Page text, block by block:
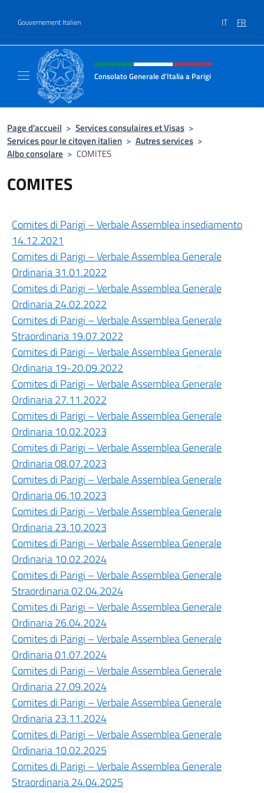
Gouvernement Italien IT FR
Site Web, social et en-tête de
Consolato Generale d'Italia a Parigi
Page d'accueil > Services consulaires et Visas >
Services pour le citoyen italien > Autres services >
Albo consolare > COMITES
COMITES
Comites di Parigi – Verbale Assemblea insediamento
14.12.2021
Comites di Parigi – Verbale Assemblea Generale
Ordinaria 31.01.2022
Comites di Parigi – Verbale Assemblea Generale
Ordinaria 24.02.2022
Comites di Parigi – Verbale Assemblea Generale
Straordinaria 19.07.2022
Comites di Parigi – Verbale Assemblea Generale
Ordinaria 19-20.09.2022
Comites di Parigi – Verbale Assemblea Generale
Ordinaria 27.11.2022
Comites di Parigi – Verbale Assemblea Generale
Ordinaria 10.02.2023
Comites di Parigi – Verbale Assemblea Generale
Ordinaria 08.07.2023
Comites di Parigi – Verbale Assemblea Generale
Ordinaria 06.10.2023
Comites di Parigi – Verbale Assemblea Generale
Ordinaria 23.10.2023
Comites di Parigi – Verbale Assemblea Generale
Ordinaria 10.02.2024
Comites di Parigi – Verbale Assemblea Generale
Straordinaria 02.04.2024
Comites di Parigi – Verbale Assemblea Generale
Ordinaria 26.04.2024
Comites di Parigi – Verbale Assemblea Generale
Ordinaria 01.07.2024
Comites di Parigi – Verbale Assemblea Generale
Ordinaria 27.09.2024
Comites di Parigi – Verbale Assemblea Generale
Ordinaria 23.11.2024
Comites di Parigi – Verbale Assemblea Generale
Ordinaria 10.02.2025
Comites di Parigi – Verbale Assemblea Generale
Straordinaria 24.04.2025